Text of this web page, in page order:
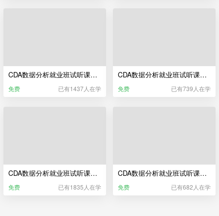
CDA数据分析就业班试听课——Python统计分析
免费 已有1437人在学
CDA数据分析就业班试听课——CDA数据分析师职业发展服务
免费 已有739人在学
CDA数据分析就业班试听课——Excel业务数据分析（更新于2025年06月）
免费 已有1835人在学
CDA数据分析就业班试听课——Power BI商业智能分析
免费 已有682人在学